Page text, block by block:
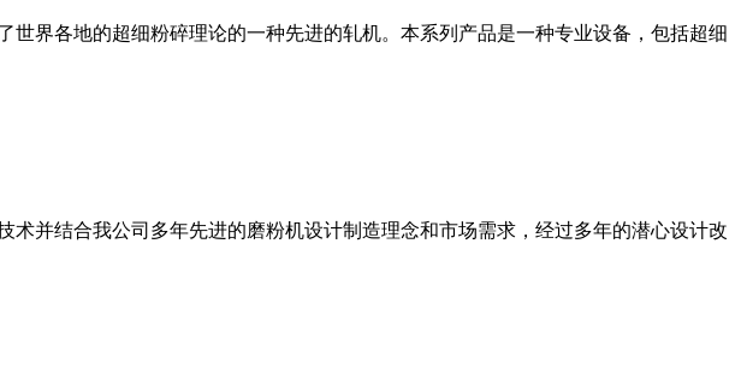
界各地的超细粉碎理论的一种先进的轧机。本系列产品是一种专业设备，包括超细
并结合我公司多年先进的磨粉机设计制造理念和市场需求，经过多年的潜心设计改